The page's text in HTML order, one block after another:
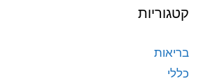
קטגוריות
בריאות
כללי